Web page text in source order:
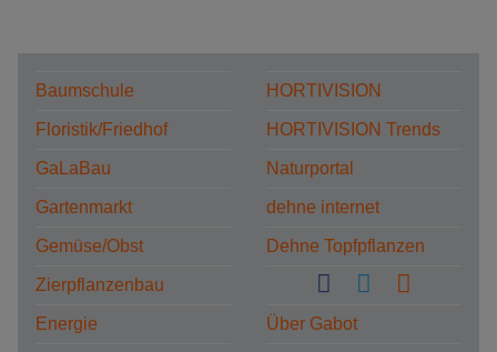
Baumschule
Floristik/Friedhof
GaLaBau
Gartenmarkt
Gemüse/Obst
Zierpflanzenbau
Energie
HORTIVISION
HORTIVISION Trends
Naturportal
dehne internet
Dehne Topfpflanzen
Über Gabot